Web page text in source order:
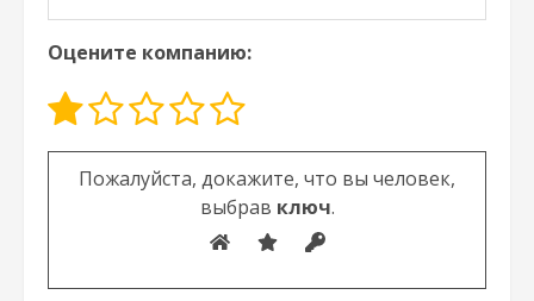
Оцените компанию:
Пожалуйста, докажите, что вы человек,
выбрав ключ.